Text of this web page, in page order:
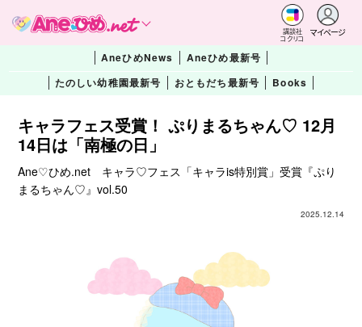
講談社
コクリコ
マイページ
AneひめNews
Aneひめ最新号
たのしい幼稚園最新号
おともだち最新号 Books
キャラフェス受賞！ ぷりまるちゃん♡ 12月
14日は「南極の日」
Ane♡ひめ.net キャラ♡フェス「キャラis特別賞」受賞『ぷり
まるちゃん♡』vol.50
2025.12.14